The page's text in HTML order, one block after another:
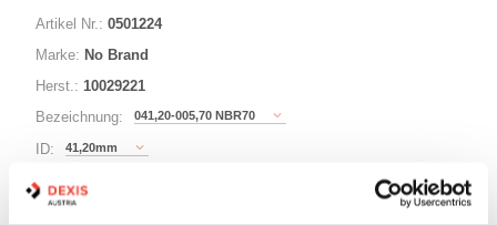
Artikel Nr.: 0501224
Marke: No Brand
Herst.: 10029221
Bezeichnung:
041,20-005,70 NBR70
ID: 41,20mm
Schnurstärke: